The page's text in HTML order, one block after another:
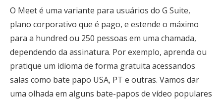
O Meet é uma variante para usuários do G Suite,
plano corporativo que é pago, e estende o máximo
para a hundred ou 250 pessoas em uma chamada,
dependendo da assinatura. Por exemplo, aprenda ou
pratique um idioma de forma gratuita acessandos
salas como bate papo USA, PT e outras. Vamos dar
uma olhada em alguns bate-papos de vídeo populares